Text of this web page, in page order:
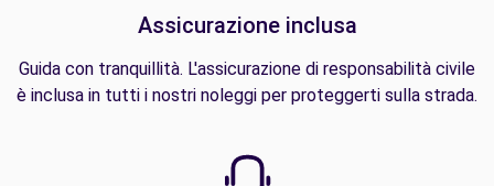
Assicurazione inclusa
Guida con tranquillità. L'assicurazione di responsabilità civile
è inclusa in tutti i nostri noleggi per proteggerti sulla strada.